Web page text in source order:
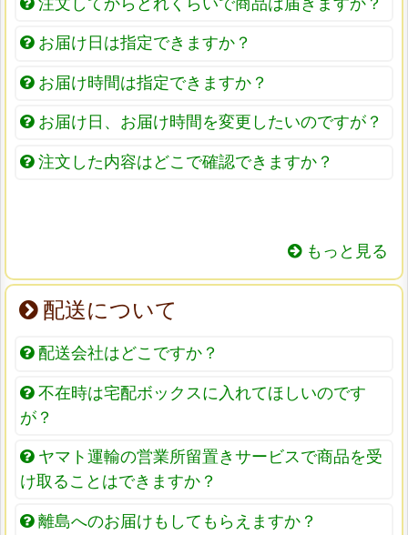
注文してからどれくらいで商品は届きますか？
お届け日は指定できますか？
お届け時間は指定できますか？
お届け日、お届け時間を変更したいのですが？
注文した内容はどこで確認できますか？
もっと見る
配送について
配送会社はどこですか？
不在時は宅配ボックスに入れてほしいのです
が？
ヤマト運輸の営業所留置きサービスで商品を受
け取ることはできますか？
離島へのお届けもしてもらえますか？